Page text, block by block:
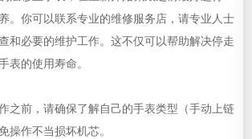
。你可以联系专业的维修服务店，请专业人士
和必要的维护工作。这不仅可以帮助解决停走
表的使用寿命。
前，请确保了解自己的手表类型（手动上链
操作不当损坏机芯。